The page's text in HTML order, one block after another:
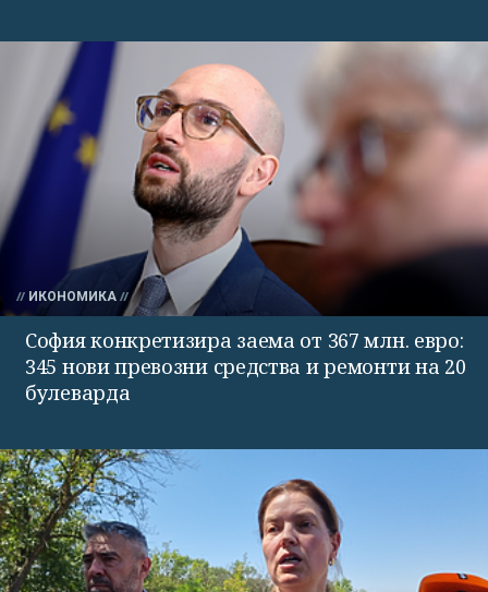
ИКОНОМИКА
София конкретизира заема от 367 млн. евро:
345 нови превозни средства и ремонти на 20
булеварда